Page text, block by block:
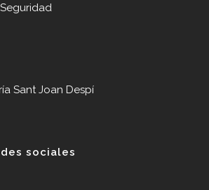
Sant Joan Despí
sociales